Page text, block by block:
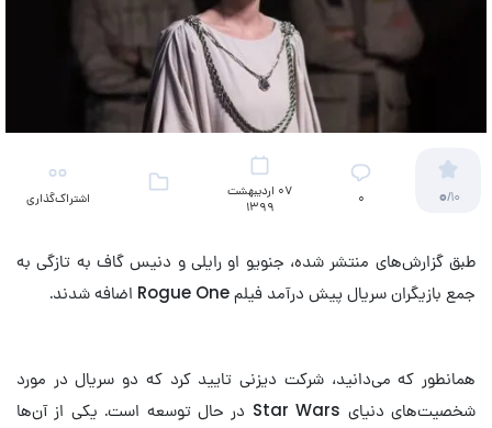
0/10 ۰
07 اردیبهشت
1399
اشتراک‌گذاری
طبق گزارش‌های منتشر شده، جنویو او رایلی و دنیس گاف به تازگی به
جمع بازیگران سریال پیش درآمد فیلم Rogue One اضافه شدند.
همانطور که می‌دانید، شرکت دیزنی تایید کرد که دو سریال در مورد
شخصیت‌های دنیای Star Wars در حال توسعه ‌است. یکی از آن‌ها